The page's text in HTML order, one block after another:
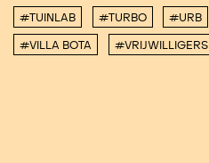
#TUINLAB #TURBO #URB
#VILLA BOTA #VRIJWILLIGERS